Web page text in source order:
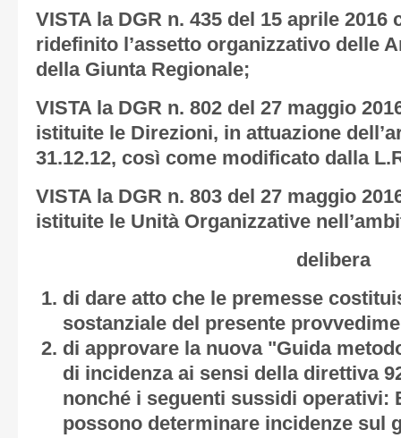
VISTA la DGR n. 435 del 15 aprile 2016
ridefinito l’assetto organizzativo delle
della Giunta Regionale;
VISTA la DGR n. 802 del 27 maggio
istituite le Direzioni, in attuazione
31.12.12, così come modificato dalla
VISTA la DGR n. 803 del 27 maggio
istituite le Unità Organizzative
delibera
di dare atto che le premesse
sostanziale del presente
di approvare la nuova "Guida
di incidenza ai sensi della direttiva
nonché i seguenti sussidi operativi:
possono determinare incidenze sul